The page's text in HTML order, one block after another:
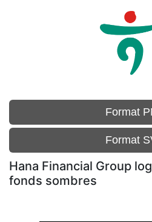
Format
Format
Hana Financial Group
fonds sombres